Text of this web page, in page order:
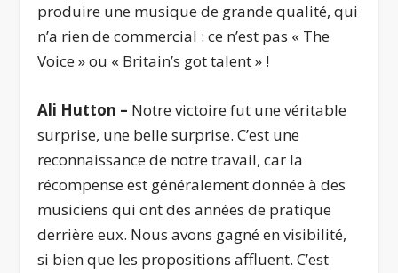
produire une musique de grande qualité, qui
n’a rien de commercial : ce n’est pas « The
Voice » ou « Britain’s got talent » !
Ali Hutton – Notre victoire fut une véritable
surprise, une belle surprise. C’est une
reconnaissance de notre travail, car la
récompense est généralement donnée à des
musiciens qui ont des années de pratique
derrière eux. Nous avons gagné en visibilité,
si bien que les propositions affluent. C’est